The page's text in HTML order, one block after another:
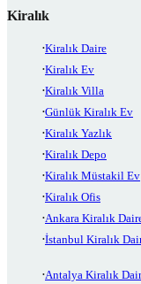
Kiralık
Kiralık Daire
Kiralık Ev
Kiralık Villa
Günlük Kiralık Ev
Kiralık Yazlık
Kiralık Depo
Kiralık Müstakil Ev
Kiralık Ofis
Ankara Kiralık
İstanbul Kiralık
Antalya Kiralık